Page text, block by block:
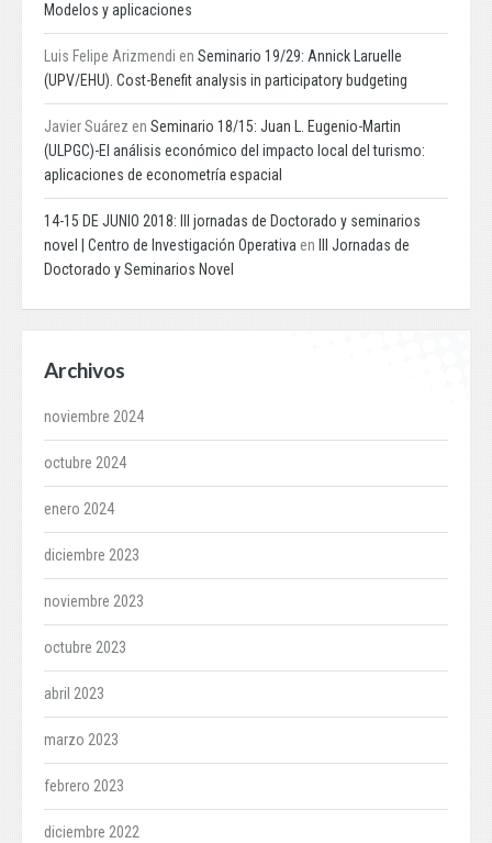
Modelos y aplicaciones
Luis Felipe Arizmendi en Seminario 19/29: Annick Laruelle
(UPV/EHU). Cost-Benefit analysis in participatory budgeting
Javier Suárez en Seminario 18/15: Juan L. Eugenio-Martin
(ULPGC)-El análisis económico del impacto local del turismo:
aplicaciones de econometría espacial
14-15 DE JUNIO 2018: III jornadas de Doctorado y seminarios
novel | Centro de Investigación Operativa en
III Jornadas de
Doctorado y Seminarios Novel
Archivos
noviembre 2024
octubre 2024
enero 2024
diciembre 2023
noviembre 2023
octubre 2023
abril 2023
marzo 2023
febrero 2023
diciembre 2022